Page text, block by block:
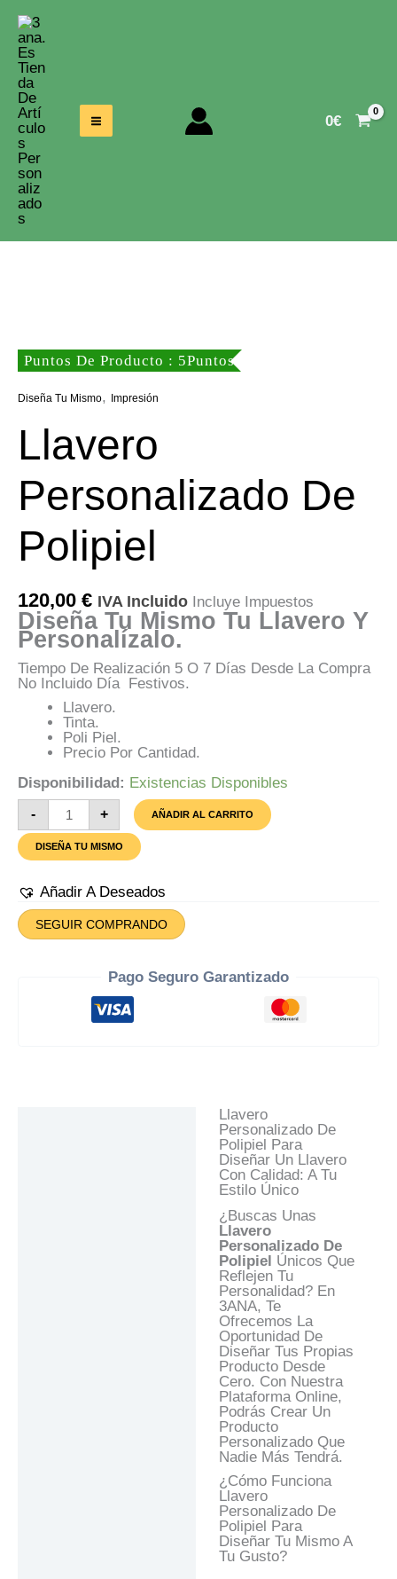
Contenido
0€
Puntos De Producto : 5Puntos
Diseña Tu Mismo, Impresión
Llavero
Personalizado De
Polipiel
120,00 € IVA Incluido Incluye Impuestos
Diseña Tu Mismo Tu Llavero Y
Personalízalo.
Tiempo De Realización 5 O 7 Días Desde La Compra
No Incluido Día Festivos.
Llavero.
Tinta.
Poli Piel.
Precio Por Cantidad.
Disponibilidad: Existencias Disponibles
-
Llavero
Personalizado
De
Polipiel
Cantidad
+ AÑADIR AL CARRITO
DISEÑA TU MISMO
Añadir A Deseados
SEGUIR COMPRANDO
Pago Seguro Garantizado
Llavero
Personalizado De
Polipiel Para
Diseñar Un Llavero
Con Calidad: A Tu
Estilo Único
¿Buscas Unas
Llavero
Personalizado De
Polipiel Únicos Que
Reflejen Tu
Personalidad? En
3ANA, Te
Ofrecemos La
Oportunidad De
Diseñar Tus Propias
Producto Desde
Cero. Con Nuestra
Plataforma Online,
Podrás Crear Un
Producto
Personalizado Que
Nadie Más Tendrá.
¿Cómo Funciona
Llavero
Personalizado De
Polipiel Para
Diseñar Tu Mismo A
Tu Gusto?